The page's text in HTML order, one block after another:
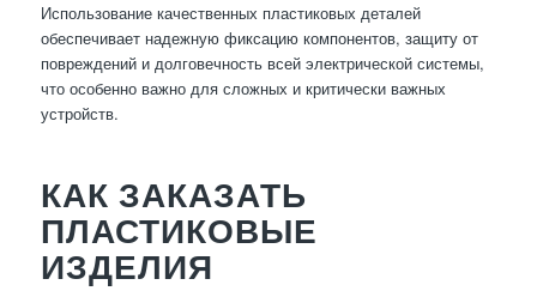
Использование качественных пластиковых деталей
обеспечивает надежную фиксацию компонентов, защиту от
повреждений и долговечность всей электрической системы,
что особенно важно для сложных и критически важных
устройств.
КАК ЗАКАЗАТЬ
ПЛАСТИКОВЫЕ
ИЗДЕЛИЯ